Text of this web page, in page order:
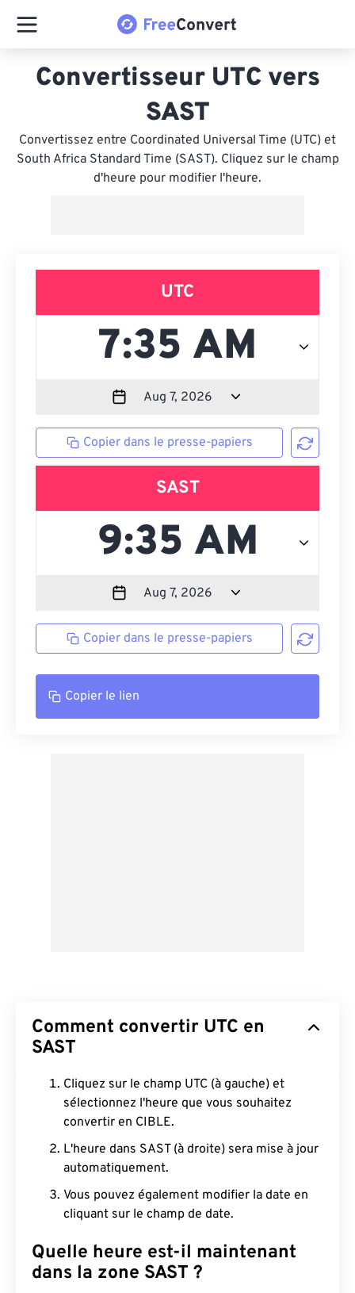
Convertisseur UTC vers
SAST
Convertissez entre Coordinated Universal Time (UTC) et
South Africa Standard Time (SAST). Cliquez sur le champ
d'heure pour modifier l'heure.
UTC
Copier dans le presse-papiers
SAST
Copier dans le presse-papiers
Copier le lien
Comment convertir UTC en
SAST
Cliquez sur le champ UTC (à gauche) et
sélectionnez l'heure que vous souhaitez
convertir en CIBLE.
L'heure dans SAST (à droite) sera mise à jour
automatiquement.
Vous pouvez également modifier la date en
cliquant sur le champ de date.
Quelle heure est-il maintenant
dans la zone SAST ?